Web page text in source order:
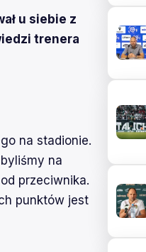
u siebie z
trenera
na stadionie.
na
przeciwnika.
punktów jest